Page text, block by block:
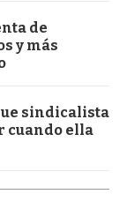
de
y más
sindicalista
cuando ella